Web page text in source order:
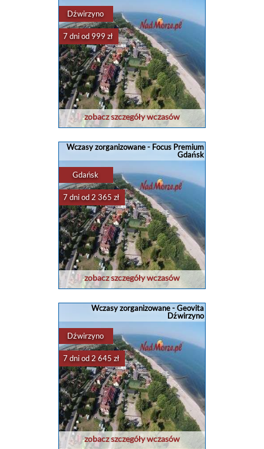
Dźwirzyno
7 dni od 999 zł
zobacz szczegóły wczasów
Wczasy zorganizowane - Focus Premium
Gdańsk
Gdańsk
7 dni od 2 365 zł
zobacz szczegóły wczasów
Wczasy zorganizowane - Geovita
Dźwirzyno
Dźwirzyno
7 dni od 2 645 zł
zobacz szczegóły wczasów